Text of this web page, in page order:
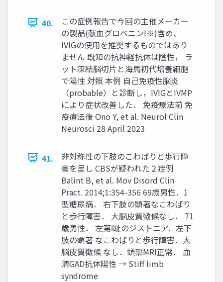
40.
この症例報告で今回の主催メーカー
の製品(献血グロベニンI※)含め、
IVIGの使用を推奨するものではあり
ません 既知の抗神経抗体は陰性， ラ
ット凍結脳切片と海馬初代培養細胞
で陽性 対照 本例 自己免疫性脳炎
（probable）と診断し，IVIGとIVMP
により症状改善した． 免疫療法前 免
疫療法後 Ono Y, et al. Neurol Clin
Neurosci 28 April 2023
41.
非対称性の下肢のこわばりと歩行障
害を呈し CBSが疑われた２症例
Balint B, et al. Mov Disord Clin
Pract. 2014;1:354-356 69歳男性．1
型糖尿病． 右下肢の顕著なこわばり
と歩行障害． 大脳皮質徴候なし． 71
歳男性． 左第Ⅰ趾のジストニア．左下
肢の顕著 なこわばりと歩行障害．大
脳皮質徴候 なし．頭部MRI正常． 血
清GAD抗体陽性 → Stiff limb
syndrome